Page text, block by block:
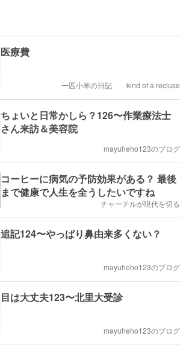
医療費
一匹小羊の日記 kind of a recluse
ちょいと日常かしら？126〜作業療法士
さん来訪＆美容院
mayuheho123のブログ
コーヒーに病気の予防効果がある？ 最後
まで健康で人生を全うしたいですね
チャーチルが現代を切る
追記124〜やっぱり鼻由来多くない？
mayuheho123のブログ
目は大丈夫123〜北里大受診
mayuheho123のブログ